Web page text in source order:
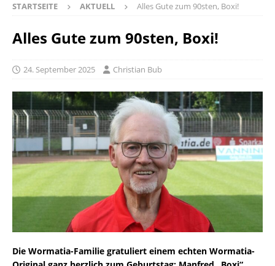
STARTSEITE AKTUELL Alles Gute zum 90sten, Boxi!
Alles Gute zum 90sten, Boxi!
24. September 2025 Christian Bub
Die Wormatia-Familie gratuliert einem echten Wormatia-